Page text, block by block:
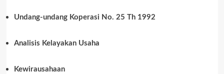
Undang-undang Koperasi No. 25 Th 1992
Analisis Kelayakan Usaha
Kewirausahaan